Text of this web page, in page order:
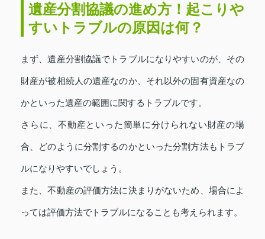
遺産分割協議の進め方！起こりや
すいトラブルの原因は何？
まず、遺産分割協議でトラブルになりやすいのが、その
財産が被相続人の遺産なのか、それ以外の固有資産なの
かといった遺産の範囲に関するトラブルです。
さらに、不動産といった簡単に分けられない財産の場
合、どのように分割するのかといった分割方法もトラブ
ルになりやすいでしょう。
また、不動産の評価方法に決まりがないため、場合によ
っては評価方法でトラブルになることも考えられます。